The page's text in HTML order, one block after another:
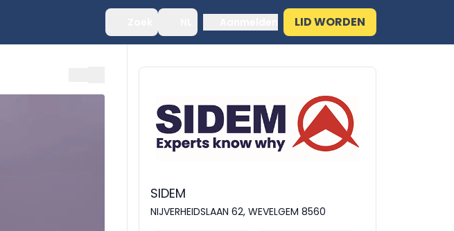
LID WORDEN
SIDEM
NIJVERHEIDSLAAN 62, WEVELGEM 8560